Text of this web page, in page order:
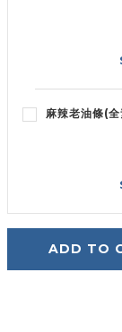
麻辣老油條(
ADD TO